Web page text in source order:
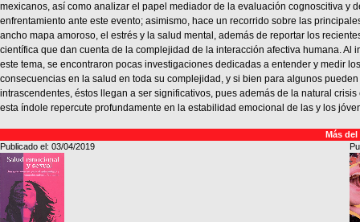
mexicanos, así como analizar el papel mediador de la evaluación cognoscitiva y
enfrentamiento ante este evento; asimismo, hace un recorrido sobre las
ancho mapa amoroso, el estrés y la salud mental, además de reportar los
científica que dan cuenta de la complejidad de la interacción afectiva humana. Al
este tema, se encontraron pocas investigaciones dedicadas a entender y medir
consecuencias en la salud en toda su complejidad, y si bien para algunos
intrascendentes, éstos llegan a ser significativos, pues además de la natural
esta índole repercute profundamente en la estabilidad emocional de las y los
Más del
Publicado el: 03/04/2019